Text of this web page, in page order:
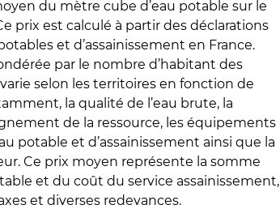
du mètre cube d’eau potable sur le
prix est calculé à partir des déclarations
et d’assainissement en France.
par le nombre d’habitant des
selon les territoires en fonction de
la qualité de l’eau brute, la
de la ressource, les équipements
potable et d’assainissement ainsi que la
Ce prix moyen représente la somme
et du coût du service assainissement,
et diverses redevances.